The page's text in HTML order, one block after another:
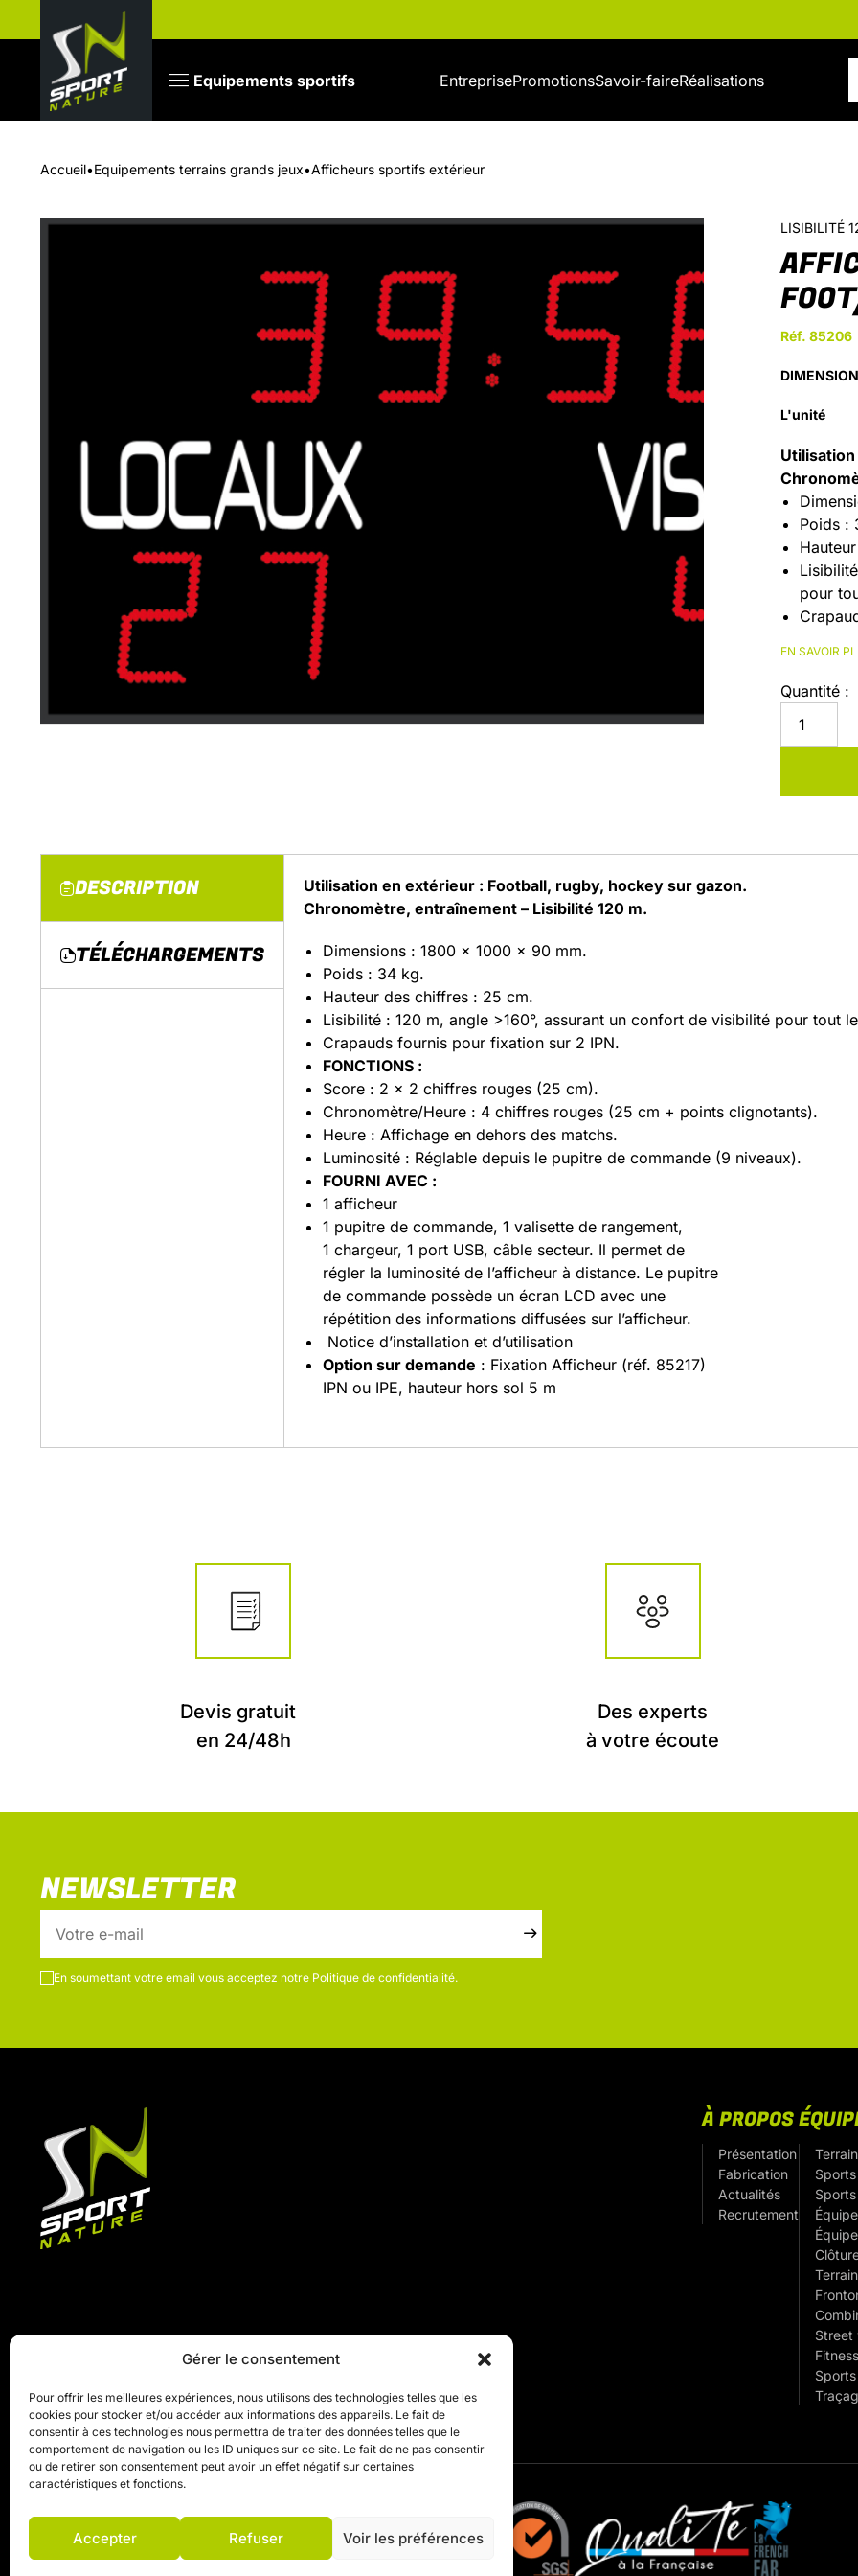
Gérer le consentement
Pour offrir les meilleures expériences, nous utilisons des technologies telles que les
cookies pour stocker et/ou accéder aux informations des appareils. Le fait de
consentir à ces technologies nous permettra de traiter des données telles que le
comportement de navigation ou les ID uniques sur ce site. Le fait de ne pas consentir
ou de retirer son consentement peut avoir un effet négatif sur certaines
caractéristiques et fonctions.
Accepter Refuser Voir les préférences
Equipements sportifs EntreprisePromotionsSavoir-faireRéalisations
Accueil•Equipements terrains grands jeux•Afficheurs sportifs extérieur
LISIBILITÉ
Réf. 85206
L'unité
Poids :
pour
Score :
Heure :
EN SAVOIR
Quantité :
DESCRIPTION
TÉLÉCHARGEMENTS
Utilisation en extérieur : Football, rugby, hockey sur gazon.
Chronomètre, entraînement – Lisibilité 120 m.
Dimensions : 1800 x 1000 x 90 mm.
Poids : 34 kg.
Hauteur des chiffres : 25 cm.
Lisibilité : 120 m, angle >160°, assurant un confort de visibilité pour tout
Crapauds fournis pour fixation sur 2 IPN.
FONCTIONS :
Score : 2 x 2 chiffres rouges (25 cm).
Chronomètre/Heure : 4 chiffres rouges (25 cm + points clignotants).
Heure : Affichage en dehors des matchs.
Luminosité : Réglable depuis le pupitre de commande (9 niveaux).
FOURNI AVEC :
1 afficheur
1 pupitre de commande, 1 valisette de rangement,
1 chargeur, 1 port USB, câble secteur. Il permet de
régler la luminosité de l’afficheur à distance. Le pupitre
de commande possède un écran LCD avec une
répétition des informations diffusées sur l’afficheur.
Notice d’installation et d’utilisation
Option sur demande : Fixation Afficheur (réf. 85217)
IPN ou IPE, hauteur hors sol 5 m
Devis gratuit
en 24/48h
Des experts
à votre écoute
NEWSLETTER
En soumettant votre email vous acceptez notre Politique de confidentialité.
À PROPOS
Présentation
Fabrication
Actualités
Recrutement
Street